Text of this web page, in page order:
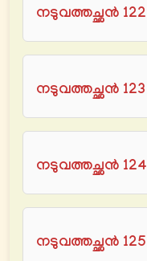
നടുവത്തച്ഛൻ 122
നടുവത്തച്ഛൻ 123
നടുവത്തച്ഛൻ 124
നടുവത്തച്ഛൻ 125